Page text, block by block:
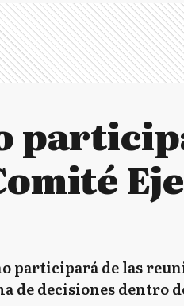
participará de las
de decisiones dentro